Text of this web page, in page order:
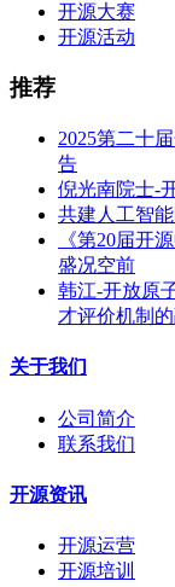
开源大赛
开源活动
推荐
2025第二十
告
倪光南院士-
共建人工智
《第20届开
盛况空前
韩江-开放原
才评价机制
关于我们
公司简介
联系我们
开源资讯
开源运营
开源培训